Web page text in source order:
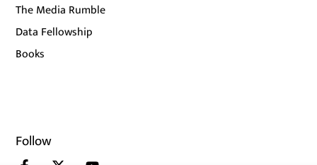
The Media Rumble
Data Fellowship
Books
Follow